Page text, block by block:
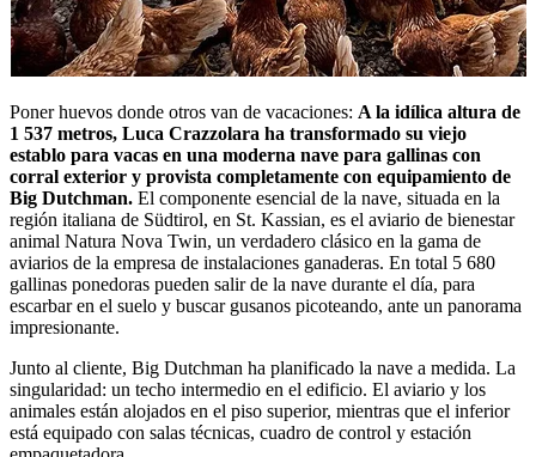
Poner huevos donde otros van de vacaciones: A la idílica altura de
1 537 metros, Luca Crazzolara ha transformado su viejo
establo para vacas en una moderna nave para gallinas con
corral exterior y provista completamente con equipamiento de
Big Dutchman. El componente esencial de la nave, situada en la
región italiana de Südtirol, en St. Kassian, es el aviario de bienestar
animal Natura Nova Twin, un verdadero clásico en la gama de
aviarios de la empresa de instalaciones ganaderas. En total 5 680
gallinas ponedoras pueden salir de la nave durante el día, para
escarbar en el suelo y buscar gusanos picoteando, ante un panorama
impresionante.
Junto al cliente, Big Dutchman ha planificado la nave a medida. La
singularidad: un techo intermedio en el edificio. El aviario y los
animales están alojados en el piso superior, mientras que el inferior
está equipado con salas técnicas, cuadro de control y estación